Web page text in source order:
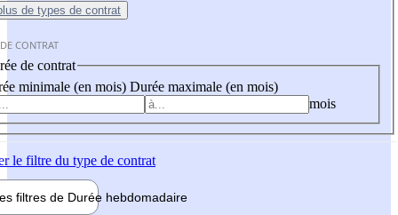
de types de contrat
CONTRAT
de contrat
minimale (en mois) Durée maximale (en mois)
mois
le filtre du type de contrat
filtres de Durée hebdomadaire